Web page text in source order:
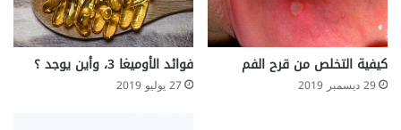
كيفية التخلص من قرح الفم
29 ديسمبر 2019
فوائد الأوميغا 3، وأين يوجد ؟
27 يوليو 2019